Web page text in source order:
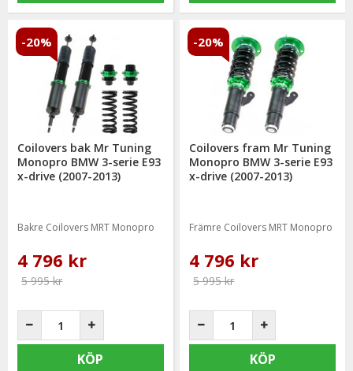
Coilovers bak Mr Tuning
Monopro BMW 3-serie E93
x-drive (2007-2013)
Bakre Coilovers MRT Monopro
4 796 kr
5 995 kr
-20%
KÖP
Coilovers fram Mr Tuning
Monopro BMW 3-serie E93
x-drive (2007-2013)
Främre Coilovers MRT Monopro
4 796 kr
5 995 kr
-20%
KÖP